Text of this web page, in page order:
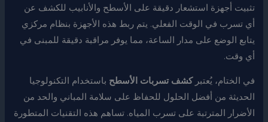
تثبيت أجهزة استشعار دقيقة على الأسطح والأنابيب للكشف عن
أي تسرب في الوقت الفعلي. يتم ربط هذه الأجهزة بنظام مركزي
يتابع الوضع على مدار الساعة، مما يوفر مراقبة دقيقة للمبنى في
أي وقت.
في الختام، يُعتبركشف تسربات الأسطح باستخدام التكنولوجيا
الحديثة من أفضل الحلول للحفاظ على سلامة المباني والحد من
الأضرار المترتبة على تسرب المياه. تساهم هذه التقنيات المتطورة